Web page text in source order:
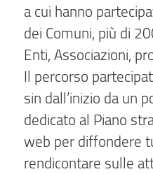
a cui hanno
dei Comuni, più di
Enti, Associazioni,
Il percorso
sin dall’inizio da un
dedicato al Piano
web per diffondere
rendicontare sulle